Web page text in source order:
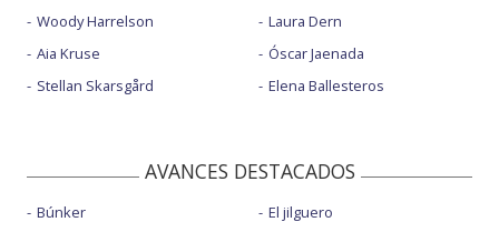
Woody Harrelson
Aia Kruse
Stellan Skarsgård
Laura Dern
Óscar Jaenada
Elena Ballesteros
AVANCES DESTACADOS
Búnker
El jilguero